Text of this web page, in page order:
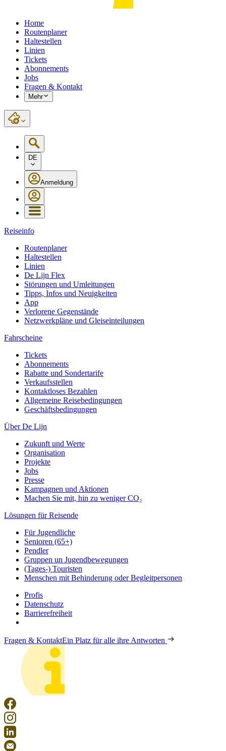
Home
Routenplaner
Haltestellen
Linien
Tickets
Abonnements
Jobs
Fragen & Kontakt
Mehr
DE
Anmeldung
Reiseinfo
Routenplaner
Haltestellen
Linien
De Lijn Flex
Störungen und Umleitungen
Tipps, Infos und Neuigkeiten
App
Verlorene Gegenstände
Netzwerkpläne und Gleiseinteilungen
Fahrscheine
Tickets
Abonnements
Rabatte und Sondertarife
Verkaufsstellen
Kontaktloses Bezahlen
Allgemeine Reisebedingungen
Geschäftsbedingungen
Über De Lijn
Zukunft und Werte
Organisation
Projekte
Jobs
Presse
Kampagnen und Aktionen
Machen Sie mit, hin zu weniger CO₂
Lösungen für Reisende
Für Jugendliche
Senioren (65+)
Pendler
Gruppen un Jugendbewegungen
(Tages-) Touristen
Menschen mit Behinderung oder Begleitpersonen
Profis
Datenschutz
Barrierefreiheit
Fragen & KontaktEin Platz für alle ihre Antworten